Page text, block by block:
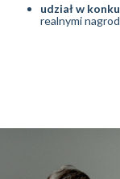
udział w
realnymi